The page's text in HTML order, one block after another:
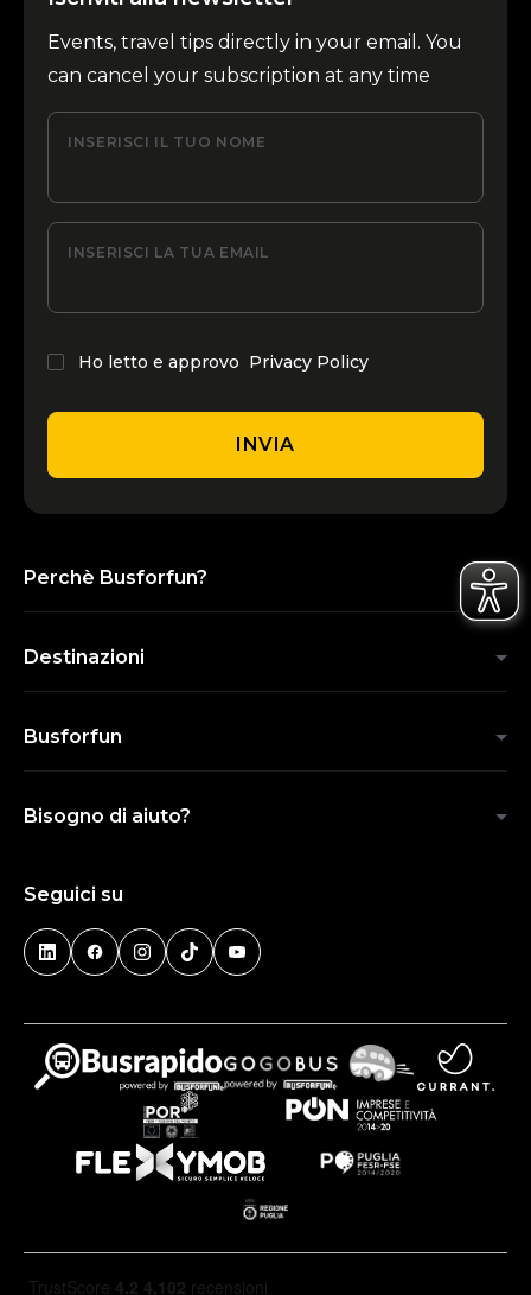
Events, travel tips directly in your email. You
can cancel your subscription at any time
INSERISCI IL TUO NOME
INSERISCI LA TUA EMAIL
Ho letto e approvo Privacy Policy
INVIA
Perchè Busforfun?
Destinazioni
Busforfun
Bisogno di aiuto?
Seguici su